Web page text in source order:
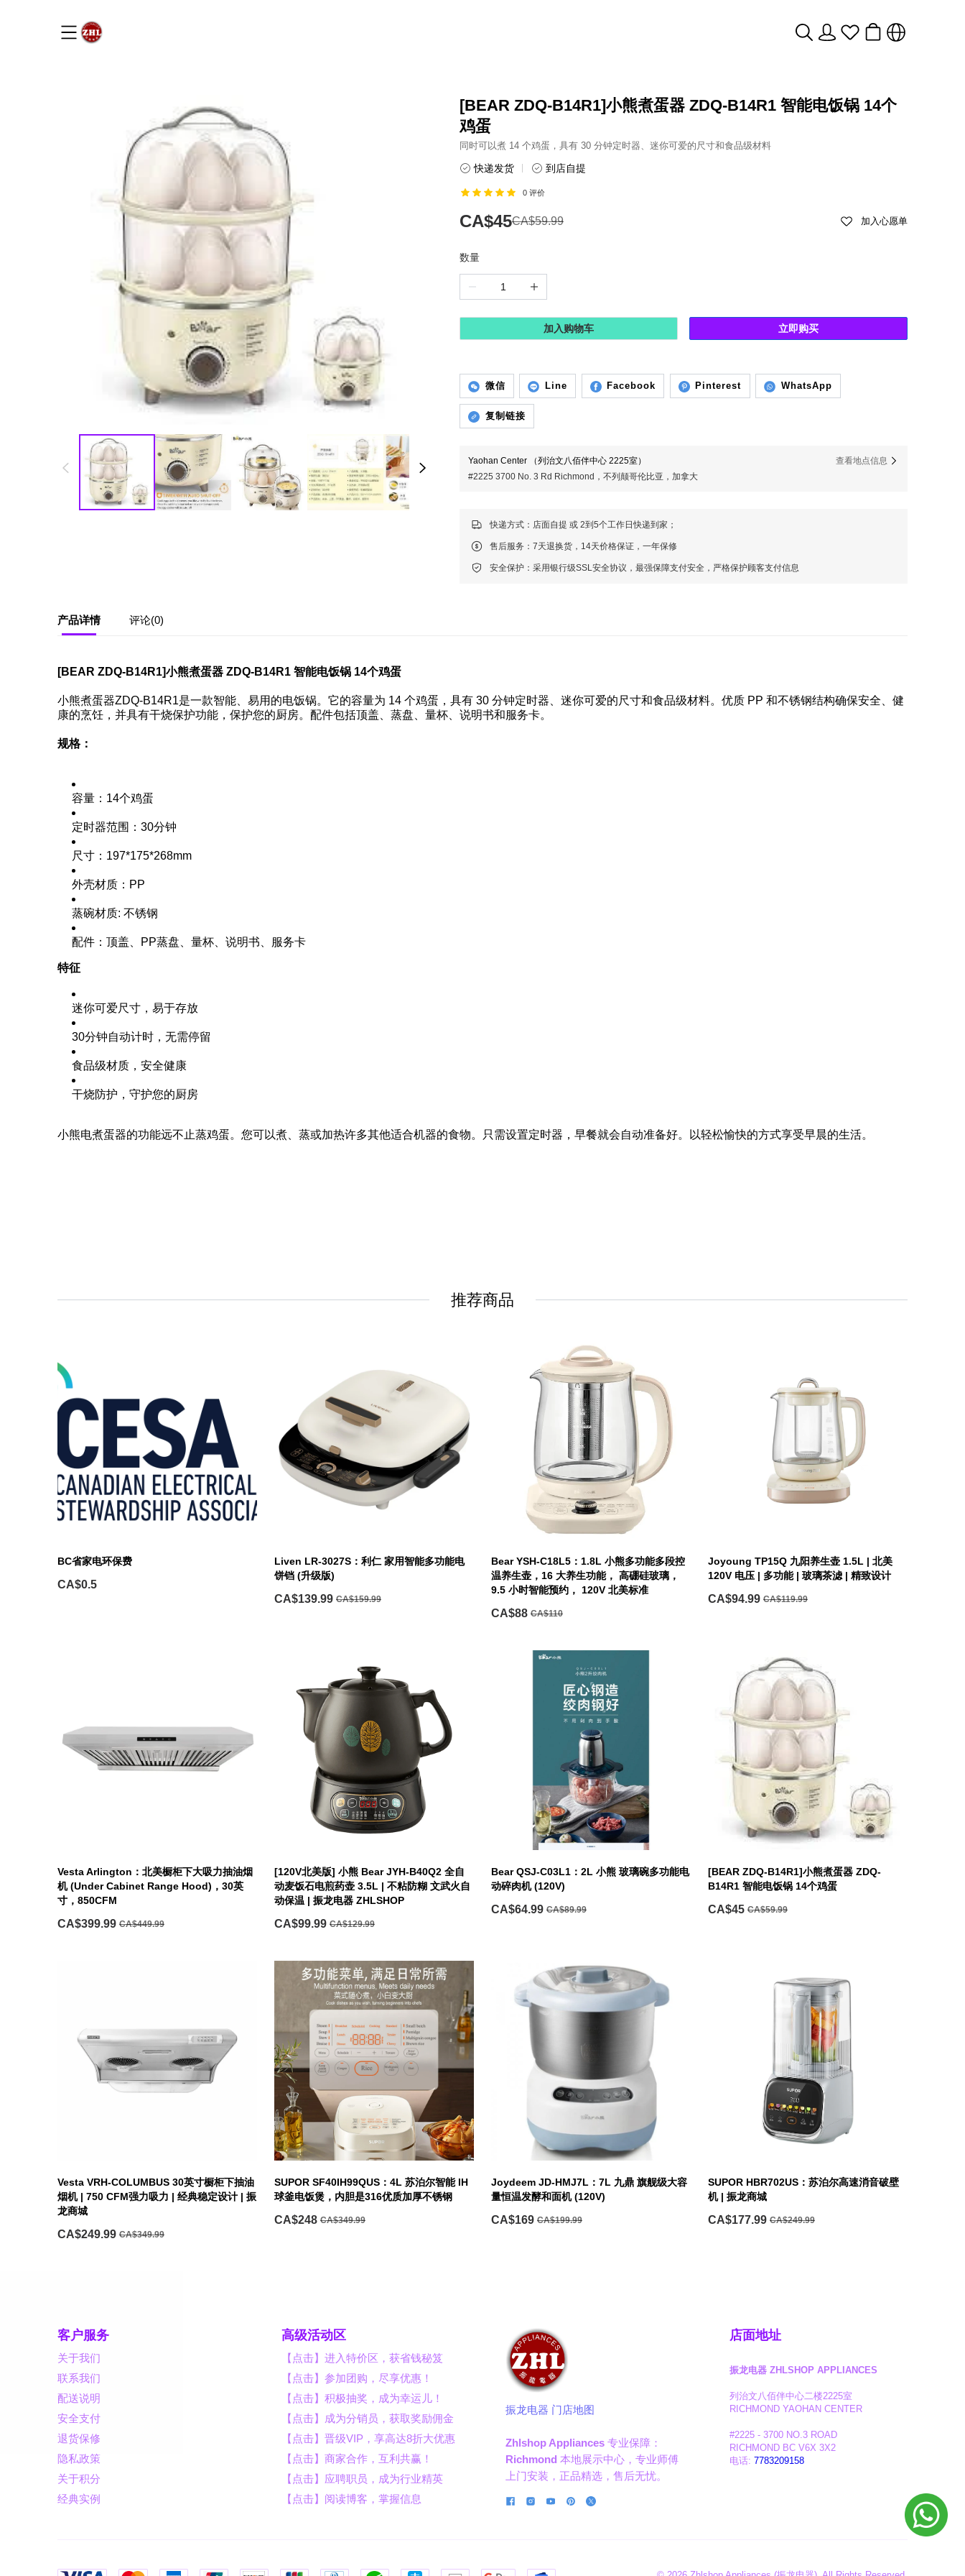
[BEAR ZDQ-B14R1]小熊煮蛋器 ZDQ-B14R1 智能电饭锅 14个
鸡蛋
同时可以煮 14 个鸡蛋，具有 30 分钟定时器、迷你可爱的尺寸和食品级材料
快递发货 到店自提
0 评价
CA$45CA$59.99 加入心愿单
数量
加入购物车 立即购买
微信 Line Facebook Pinterest WhatsApp
复制链接
Yaohan Center （列治文八佰伴中心 2225室）
#2225 3700 No. 3 Rd Richmond，不列颠哥伦比亚，加拿大
查看地点信息
快递方式：店面自提 或 2到5个工作日快递到家；
售后服务：7天退换货，14天价格保证，一年保修
安全保护：采用银行级SSL安全协议，最强保障支付安全，严格保护顾客支付信息
产品详情 评论(0)
[BEAR ZDQ-B14R1]小熊煮蛋器 ZDQ-B14R1 智能电饭锅 14个鸡蛋
小熊煮蛋器ZDQ-B14R1是一款智能、易用的电饭锅。它的容量为 14 个鸡蛋，具有 30 分钟定时器、迷你可爱的尺寸和食品级材料。优质 PP 和不锈钢结构确保安全、健
康的烹饪，并具有干烧保护功能，保护您的厨房。配件包括顶盖、蒸盘、量杯、说明书和服务卡。
规格：
容量：14个鸡蛋
定时器范围：30分钟
尺寸：197*175*268mm
外壳材质：PP
蒸碗材质: 不锈钢
配件：顶盖、PP蒸盘、量杯、说明书、服务卡
特征
迷你可爱尺寸，易于存放
30分钟自动计时，无需停留
食品级材质，安全健康
干烧防护，守护您的厨房
小熊电煮蛋器的功能远不止蒸鸡蛋。您可以煮、蒸或加热许多其他适合机器的食物。只需设置定时器，早餐就会自动准备好。以轻松愉快的方式享受早晨的生活。
推荐商品
BC省家电环保费
CA$0.5
Liven LR-3027S：利仁 家用智能多功能电
饼铛 (升级版)
CA$139.99 CA$159.99
Bear YSH-C18L5：1.8L 小熊多功能多段控
温养生壶，16 大养生功能， 高硼硅玻璃，
9.5 小时智能预约， 120V 北美标准
CA$88 CA$110
Joyoung TP15Q 九阳养生壶 1.5L | 北美
120V 电压 | 多功能 | 玻璃茶滤 | 精致设计
CA$94.99 CA$119.99
Vesta Arlington：北美橱柜下大吸力抽油烟
机 (Under Cabinet Range Hood)，30英
寸，850CFM
CA$399.99 CA$449.99
[120V北美版] 小熊 Bear JYH-B40Q2 全自
动麦饭石电煎药壶 3.5L | 不粘防糊 文武火自
动保温 | 振龙电器 ZHLSHOP
CA$99.99 CA$129.99
Bear QSJ-C03L1：2L 小熊 玻璃碗多功能电
动碎肉机 (120V)
CA$64.99 CA$89.99
[BEAR ZDQ-B14R1]小熊煮蛋器 ZDQ-
B14R1 智能电饭锅 14个鸡蛋
CA$45 CA$59.99
Vesta VRH-COLUMBUS 30英寸橱柜下抽油
烟机 | 750 CFM强力吸力 | 经典稳定设计 | 振
龙商城
CA$249.99 CA$349.99
SUPOR SF40IH99QUS：4L 苏泊尔智能 IH
球釜电饭煲，内胆是316优质加厚不锈钢
CA$248 CA$349.99
Joydeem JD-HMJ7L：7L 九鼎 旗舰级大容
量恒温发酵和面机 (120V)
CA$169 CA$199.99
SUPOR HBR702US：苏泊尔高速消音破壁
机 | 振龙商城
CA$177.99 CA$249.99
客户服务
关于我们
联系我们
配送说明
安全支付
退货保修
隐私政策
关于积分
经典实例
高级活动区
【点击】进入特价区，获省钱秘笈
【点击】参加团购，尽享优惠！
【点击】积极抽奖，成为幸运儿！
【点击】成为分销员，获取奖励佣金
【点击】晋级VIP，享高达8折大优惠
【点击】商家合作，互利共赢！
【点击】应聘职员，成为行业精英
【点击】阅读博客，掌握信息
振龙电器 门店地图
Zhlshop Appliances 专业保障：
Richmond 本地展示中心，专业师傅
上门安装，正品精选，售后无忧。
店面地址
振龙电器 ZHLSHOP APPLIANCES
列治文八佰伴中心二楼2225室
RICHMOND YAOHAN CENTER
#2225 - 3700 NO.3 ROAD
RICHMOND BC V6X 3X2
电话: 7783209158